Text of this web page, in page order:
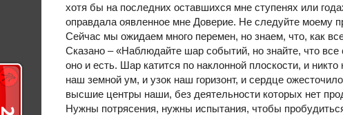
хотя бы на последних оставшихся мне ступенях или
оправдала оявленное мне Доверие. Не следуйте моему
Сейчас мы ожидаем много перемен, но знаем, что, как
Сказано – «Наблюдайте шар событий, но знайте, что
оно и есть. Шар катится по наклонной плоскости, и
наш земной ум, и узок наш горизонт, и сердце
высшие центры наши, без деятельности которых нет
Нужны потрясения, нужны испытания, чтобы